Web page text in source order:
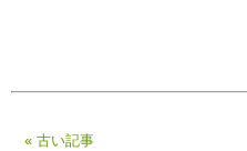
« 古い記事